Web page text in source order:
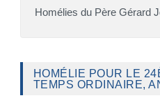
Homélies du Père Gérard
HOMÉLIE POUR LE
TEMPS ORDINAIRE,